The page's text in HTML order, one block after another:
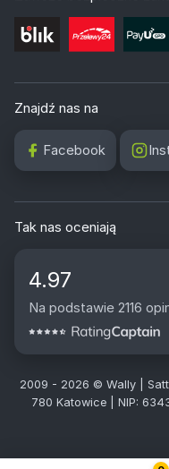
Znajdź nas na
Facebook
Tak nas oceniają
4.97
Na podstawie 2116
2009 - 2026 © Wally |
780 Katowice | NIP: